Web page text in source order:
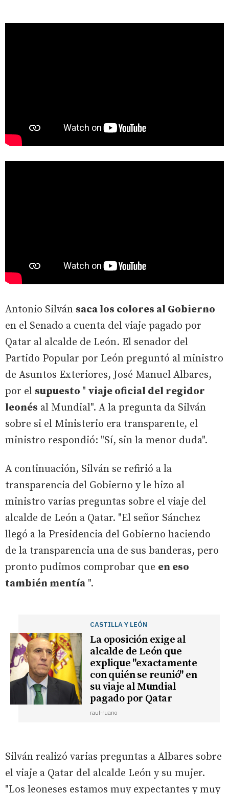
Antonio Silván saca los colores al Gobierno
en el Senado a cuenta del viaje pagado por
Qatar al alcalde de León. El senador del
Partido Popular por León preguntó al ministro
de Asuntos Exteriores, José Manuel Albares,
por el supuesto " viaje oficial del regidor
leonés al Mundial". A la pregunta da Silván
sobre si el Ministerio era transparente, el
ministro respondió: "Sí, sin la menor duda".
A continuación, Silván se refirió a la
transparencia del Gobierno y le hizo al
ministro varias preguntas sobre el viaje del
alcalde de León a Qatar. "El señor Sánchez
llegó a la Presidencia del Gobierno haciendo
de la transparencia una de sus banderas, pero
pronto pudimos comprobar que en eso
también mentía ".
CASTILLA Y LEÓN
La oposición exige al
alcalde de León que
explique "exactamente
con quién se reunió" en
su viaje al Mundial
pagado por Qatar
raul-ruano
Silván realizó varias preguntas a Albares sobre
el viaje a Qatar del alcalde León y su mujer.
"Los leoneses estamos muy expectantes y muy